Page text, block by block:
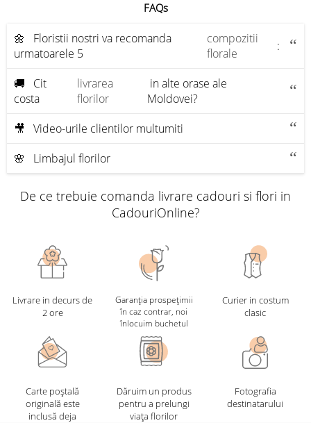
FAQs
🌼 Floristii nostri va recomanda
urmatoarele 5
compozitii
florale
:
🚚 Cit
costa
livrarea
florilor
in alte orase ale
Moldovei?
🎥 Video-urile clientilor multumiti
🌸 Limbajul florilor
De ce trebuie comanda livrare cadouri si flori in
CadouriOnline?
Livrare in decurs de
2 ore
Garanția prospețimii
în caz contrar, noi
înlocuim buchetul
Curier in costum
clasic
Carte poștală
originală este
inclusă deja
Dăruim un produs
pentru a prelungi
viața florilor
Fotografia
destinatarului